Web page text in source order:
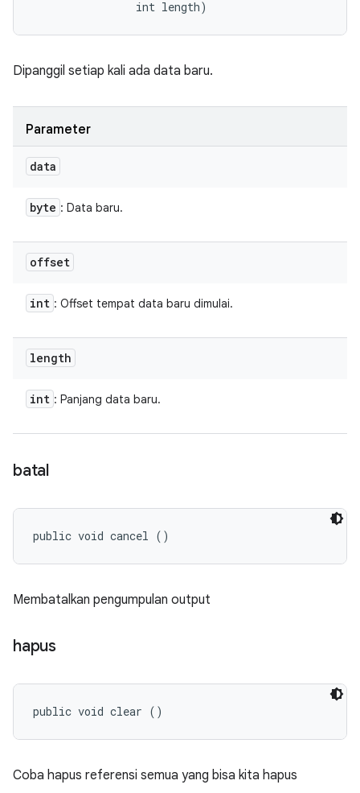
                int length)
Dipanggil setiap kali ada data baru.
Parameter
data
byte : Data baru.
offset
int : Offset tempat data baru dimulai.
length
int : Panjang data baru.
batal
public void cancel ()
Membatalkan pengumpulan output
hapus
public void clear ()
Coba hapus referensi semua yang bisa kita hapus